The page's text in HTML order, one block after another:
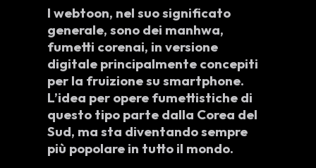
Iwebtoon, nel suo significato
generale, sono dei manhwa,
fumetti corenai, in versione
digitale principalmente concepiti
per la fruizione su smartphone.
L’idea per opere fumettistiche di
questo tipo parte dalla Corea del
Sud, ma sta diventandosempre
più popolare in tutto il mondo.